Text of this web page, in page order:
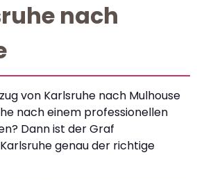
nach
von Karlsruhe nach Mulhouse
nach einem professionellen
Dann ist der Graf
genau der richtige